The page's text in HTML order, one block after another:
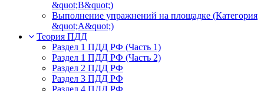
&quot;В&quot;)
Выполнение упражнений на площадке (Категория
&quot;А&quot;)
Теория ПДД
Раздел 1 ПДД РФ (Часть 1)
Раздел 1 ПДД РФ (Часть 2)
Раздел 2 ПДД РФ
Раздел 3 ПДД РФ
Раздел 4 ПДД РФ